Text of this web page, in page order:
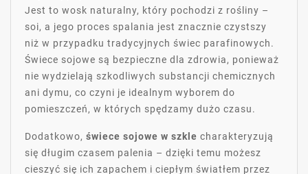
Jest to wosk naturalny, który pochodzi z rośliny –
soi, a jego proces spalania jest znacznie czystszy
niż w przypadku tradycyjnych świec parafinowych.
Świece sojowe są bezpieczne dla zdrowia, ponieważ
nie wydzielają szkodliwych substancji chemicznych
ani dymu, co czyni je idealnym wyborem do
pomieszczeń, w których spędzamy dużo czasu.
Dodatkowo, świece sojowe w szkle charakteryzują
się długim czasem palenia – dzięki temu możesz
cieszyć się ich zapachem i ciepłym światłem przez